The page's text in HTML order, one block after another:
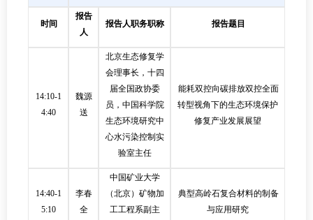
时间
报告
人
报告人职务职称 报告题目
14:10-1
4:40
魏源
送
北京生态修复学
会理事长，十四
届全国政协委
员，中国科学院
生态环境研究中
心水污染控制实
验室主任
能耗双控向碳排放双控全面
转型视角下的生态环境保护
修复产业发展展望
14:40-1
5:10
李春
全
中国矿业大学
（北京）矿物加
工工程系副主
典型高岭石复合材料的制备
与应用研究